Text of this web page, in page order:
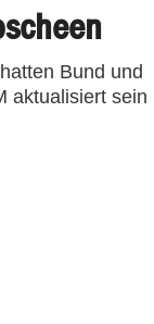
Bund und
aktualisiert sein